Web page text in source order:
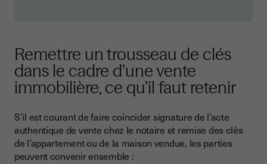
Remettre un trousseau de clés
dans le cadre d’une vente
immobilière, ce qu’il faut retenir
S’il est courant de faire coïncider signature de l’acte
authentique de vente chez le notaire et remise des clés
de l’appartement ou de la maison vendue, les parties
peuvent convenir ensemble :